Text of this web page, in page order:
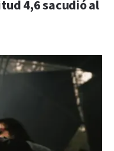
4,6 sacudió al